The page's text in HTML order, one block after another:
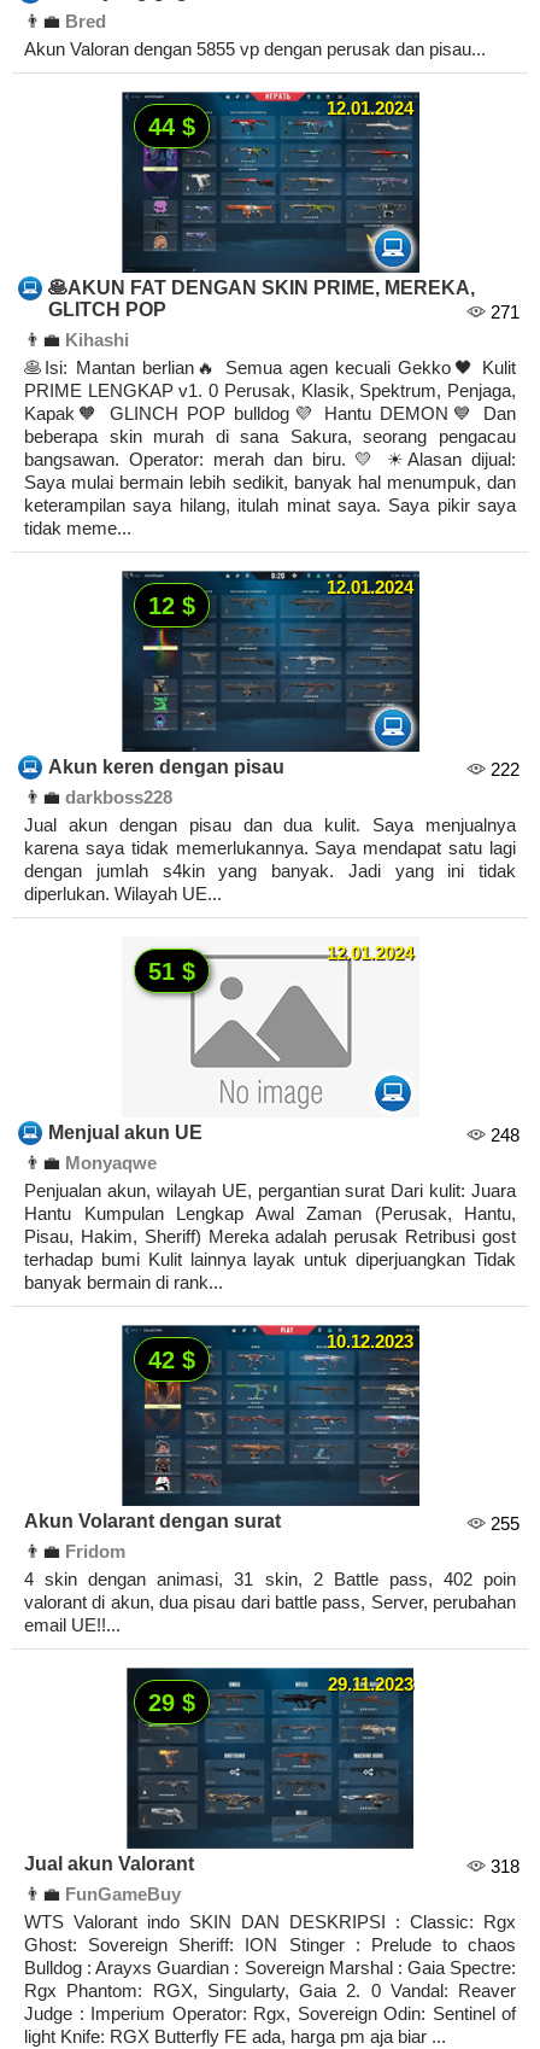
👨‍💼 Bred
Akun Valoran dengan 5855 vp dengan perusak dan pisau...
12.01.2024
44 $
🥞AKUN FAT DENGAN SKIN PRIME, MEREKA,
GLITCH POP
271
👨‍💼 Kihashi
🥞Isi: Mantan berlian🔥 Semua agen kecuali Gekko🖤 Kulit
PRIME LENGKAP v1. 0 Perusak, Klasik, Spektrum, Penjaga,
Kapak🧡 GLINCH POP bulldog💜 Hantu DEMON💙 Dan
beberapa skin murah di sana Sakura, seorang pengacau
bangsawan. Operator: merah dan biru. 💛 ☀Alasan dijual:
Saya mulai bermain lebih sedikit, banyak hal menumpuk, dan
keterampilan saya hilang, itulah minat saya. Saya pikir saya
tidak meme...
12.01.2024
12 $
Akun keren dengan pisau
222
👨‍💼 darkboss228
Jual akun dengan pisau dan dua kulit. Saya menjualnya
karena saya tidak memerlukannya. Saya mendapat satu lagi
dengan jumlah s4kin yang banyak. Jadi yang ini tidak
diperlukan. Wilayah UE...
12.01.2024
51 $
Menjual akun UE
248
👨‍💼 Monyaqwe
Penjualan akun, wilayah UE, pergantian surat Dari kulit: Juara
Hantu Kumpulan Lengkap Awal Zaman (Perusak, Hantu,
Pisau, Hakim, Sheriff) Mereka adalah perusak Retribusi gost
terhadap bumi Kulit lainnya layak untuk diperjuangkan Tidak
banyak bermain di rank...
10.12.2023
42 $
Akun Volarant dengan surat
255
👨‍💼 Fridom
4 skin dengan animasi, 31 skin, 2 Battle pass, 402 poin
valorant di akun, dua pisau dari battle pass, Server, perubahan
email UE!!...
29.11.2023
29 $
Jual akun Valorant
318
👨‍💼 FunGameBuy
WTS Valorant indo SKIN DAN DESKRIPSI : Classic: Rgx
Ghost: Sovereign Sheriff: ION Stinger : Prelude to chaos
Bulldog : Arayxs Guardian : Sovereign Marshal : Gaia Spectre:
Rgx Phantom: RGX, Singularty, Gaia 2. 0 Vandal: Reaver
Judge : Imperium Operator: Rgx, Sovereign Odin: Sentinel of
light Knife: RGX Butterfly FE ada, harga pm aja biar ...